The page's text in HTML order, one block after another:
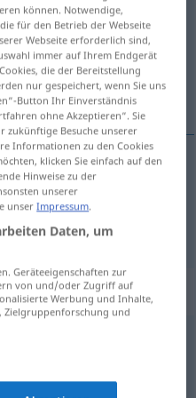
anklicken/antippen)
barnsburð
MED
Aufgabe)
entziehen,
können. Notwendige,
für den Betrieb der Webseite
Webseite erforderlich sind,
immer auf Ihrem Endgerät
die der Bereitstellung
nur gespeichert, wenn Sie uns
Button Ihr Einverständnis
ohne Akzeptieren“. Sie
zukünftige Besuche unserer
Informationen zu den Cookies
klicken Sie einfach auf den
Hinweise zu der
unserer
unserImpressum.
Daten, um
Geräteeigenschaften zur
von und/oder Zugriff auf
Werbung und Inhalte,
Zielgruppenforschung und